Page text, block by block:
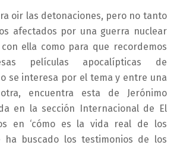
oir las detonaciones, pero no tanto
afectados por una guerra nuclear
ella como para que recordemos
películas apocalípticas de
se interesa por el tema y entre una
encuentra esta de Jerónimo
en la sección Internacional de El
en ‘cómo es la vida real de los
ha buscado los testimonios de los